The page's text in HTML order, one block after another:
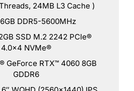
24MB L3 Cache )
DDR5-5600MHz
SSD M.2 2242 PCIe®
4.0×4 NVMe®
GeForce RTX™ 4060 8GB
GDDR6